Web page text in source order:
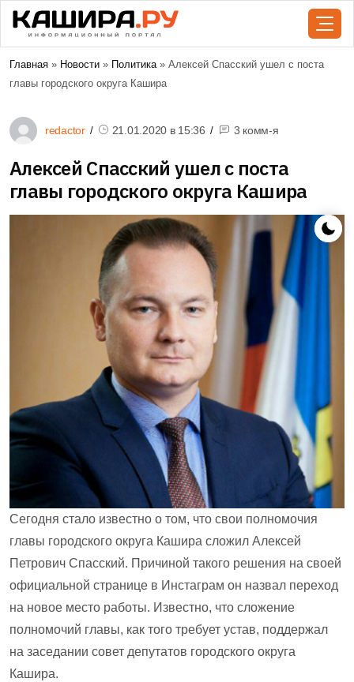
Главная » Новости » Политика» Алексей Спасский ушел с поста
главы городского округа Кашира
redactor 21.01.2020 в 15:36 3 комм-я
Алексей Спасский ушел с поста
главы городского округа Кашира
Сегодня стало известно о том, что свои полномочия
главы городского округа Кашира сложил Алексей
Петрович Спасский. Причиной такого решения на своей
официальной странице в Инстаграм он назвал переход
на новое место работы. Известно, что сложение
полномочий главы, как того требует устав, поддержал
на заседании совет депутатов городского округа
Кашира.